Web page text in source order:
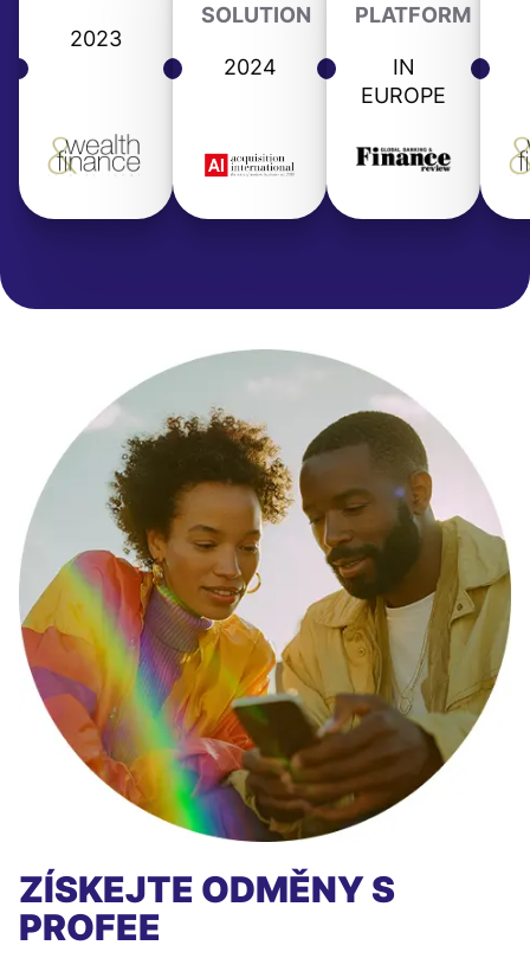
2023
SOLUTION
2024
PLATFORM
IN
EUROPE
ZÍSKEJTE ODMĚNY S
PROFEE